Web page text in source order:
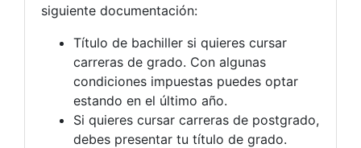
siguiente documentación:
Título de bachiller si quieres cursar
carreras de grado. Con algunas
condiciones impuestas puedes optar
estando en el último año.
Si quieres cursar carreras de postgrado,
debes presentar tu título de grado.